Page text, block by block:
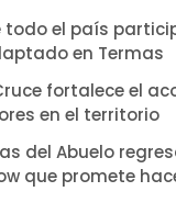
el país
en Termas
fortalece el
en el territorio
del Abuelo
que promete